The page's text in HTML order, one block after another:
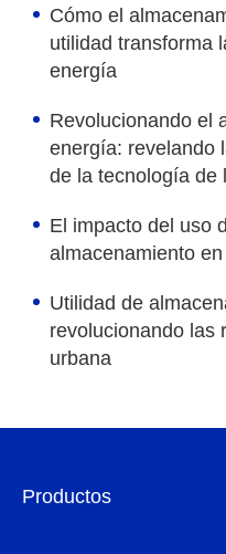
Cómo el
utilidad transforma
energía
Revolucionando el
energía: revelando
de la tecnología de
El impacto del uso
almacenamiento
Utilidad de
revolucionando las
urbana
Productos